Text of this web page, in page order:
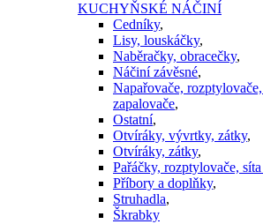
KUCHYŇSKÉ NÁČINÍ
Cedníky,
Lisy, louskáčky,
Naběračky, obracečky,
Náčiní závěsné,
Napařovače,
zapalovače,
Ostatní,
Otvíráky, vývrtky, zátky,
Otvíráky, zátky,
Pařáčky, rozptylovače,
Příbory a doplňky,
Struhadla,
Škrabky